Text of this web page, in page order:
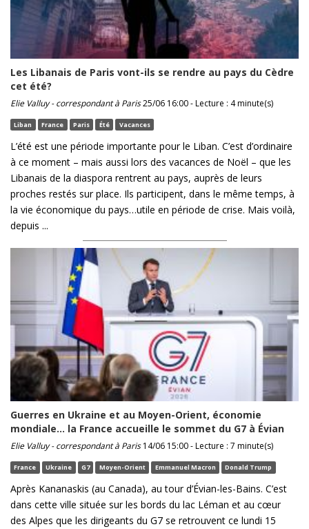
Les Libanais de Paris vont-ils se rendre au pays du Cèdre
cet été?
Elie Valluy - correspondant à Paris25/06 16:00 - Lecture : 4 minute(s)
Liban France Paris Été Vacances
L’été est une période importante pour le Liban. C’est d’ordinaire
à ce moment – mais aussi lors des vacances de Noël – que les
Libanais de la diaspora rentrent au pays, auprès de leurs
proches restés sur place. Ils participent, dans le même temps, à
la vie économique du pays…utile en période de crise. Mais voilà,
depuis ...
Guerres en Ukraine et au Moyen-Orient, économie
mondiale… la France accueille le sommet du G7 à Évian
Elie Valluy - correspondant à Paris14/06 15:00 - Lecture : 7 minute(s)
France Ukraine G7 Moyen-Orient Emmanuel Macron Donald Trump
Après Kananaskis (au Canada), au tour d’Évian-les-Bains. C’est
dans cette ville située sur les bords du lac Léman et au cœur
des Alpes que les dirigeants du G7 se retrouvent ce lundi 15